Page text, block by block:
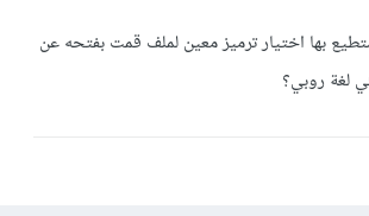
بها اختيار ترميز معين لملف قمت بفتحه عن